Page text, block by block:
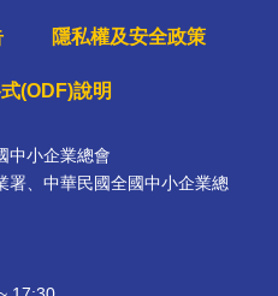
隱私權及安全政策
(ODF)說明
中小企業總會
署、中華民國全國中小企業總